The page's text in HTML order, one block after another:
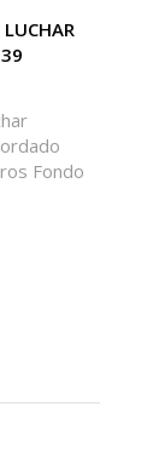
LUCHAR
Fondo